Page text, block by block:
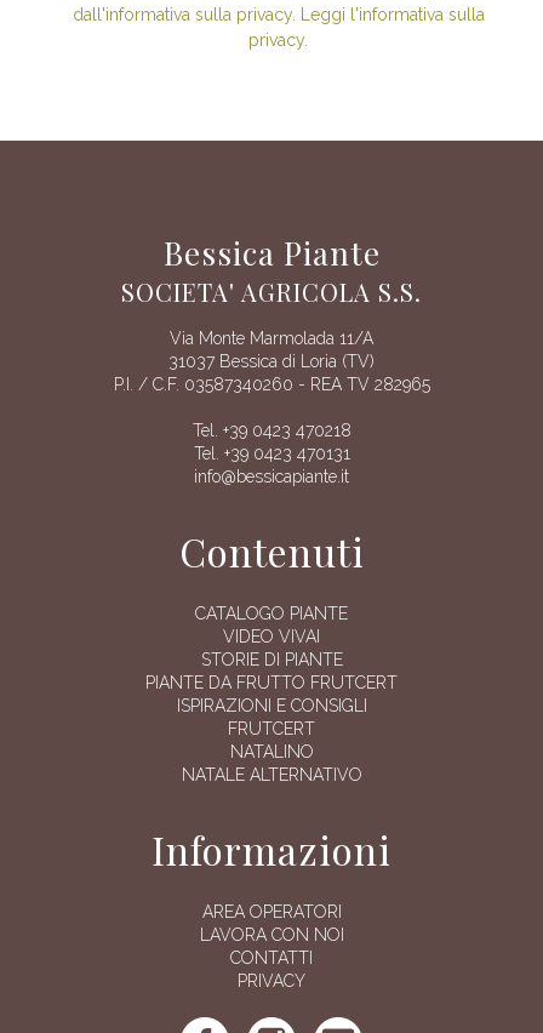
dall'informativa sulla privacy. Leggi l'informativa sulla
privacy.
Bessica Piante
SOCIETA' AGRICOLA S.S.
Via Monte Marmolada 11/A
31037 Bessica di Loria (TV)
P.I. / C.F. 03587340260 - REA TV 282965
Tel. +39 0423 470218
Tel. +39 0423 470131
info@bessicapiante.it
Contenuti
CATALOGO PIANTE
VIDEO VIVAI
STORIE DI PIANTE
PIANTE DA FRUTTO FRUTCERT
ISPIRAZIONI E CONSIGLI
FRUTCERT
NATALINO
NATALE ALTERNATIVO
Informazioni
AREA OPERATORI
LAVORA CON NOI
CONTATTI
PRIVACY